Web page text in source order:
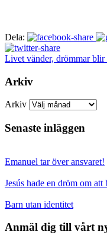
Dela:
Livet vänder, drömmar
Arkiv
Arkiv
Senaste inläggen
Emanuel tar över ansvaret!
Jesús hade en dröm om
Barn utan identitet
Anmäl dig till vårt